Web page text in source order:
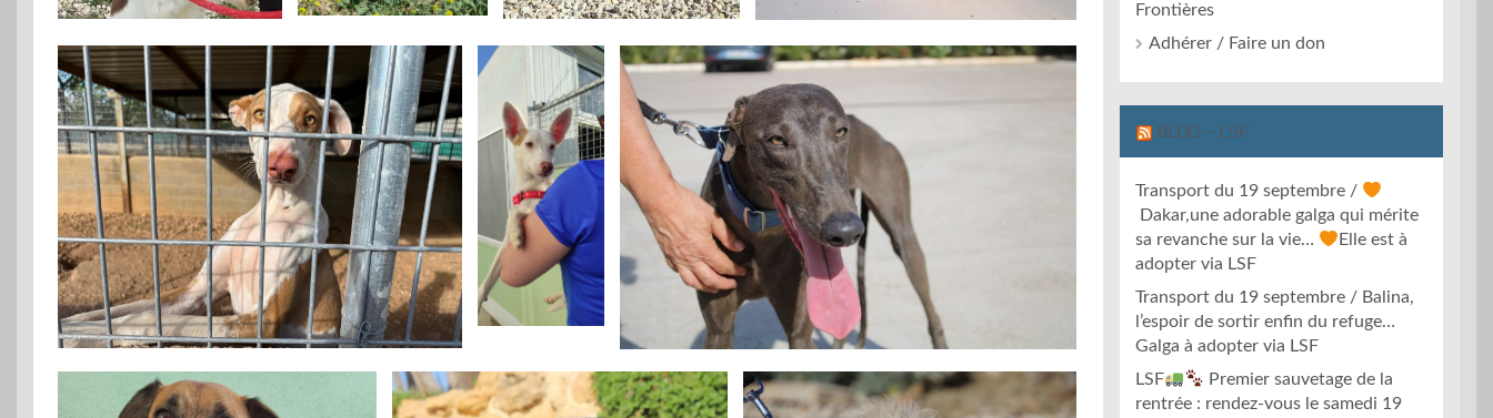
Frontières
Adhérer / Faire un don
BLOG – LSF
Transport du 19 septembre /
Dakar,une adorable galga qui mérite
sa revanche sur la vie…
Elle est à
adopter via LSF
Transport du 19 septembre / Balina,
l’espoir de sortir enfin du refuge…
Galga à adopter via LSF
LSF
Premier sauvetage de la
rentrée : rendez-vous le samedi 19